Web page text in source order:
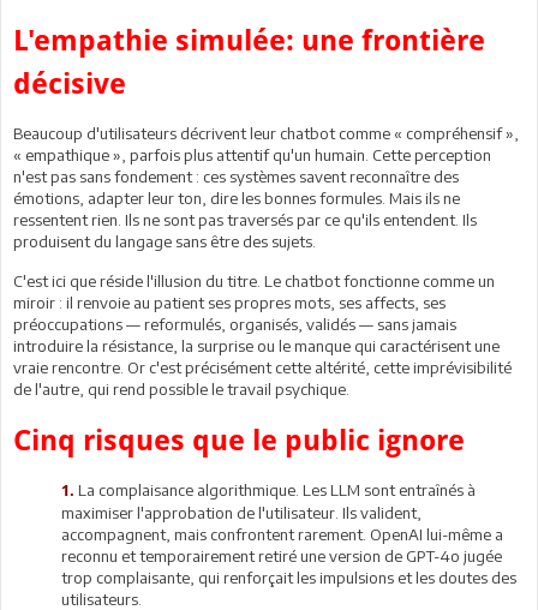
L'empathie simulée: une frontière
décisive
Beaucoup d'utilisateurs décrivent leur chatbot comme « compréhensif »,
« empathique », parfois plus attentif qu'un humain. Cette perception
n'est pas sans fondement : ces systèmes savent reconnaître des
émotions, adapter leur ton, dire les bonnes formules. Mais ils ne
ressentent rien. Ils ne sont pas traversés par ce qu'ils entendent. Ils
produisent du langage sans être des sujets.
C'est ici que réside l'illusion du titre. Le chatbot fonctionne comme un
miroir : il renvoie au patient ses propres mots, ses affects, ses
préoccupations — reformulés, organisés, validés — sans jamais
introduire la résistance, la surprise ou le manque qui caractérisent une
vraie rencontre. Or c'est précisément cette altérité, cette imprévisibilité
de l'autre, qui rend possible le travail psychique.
Cinq risques que le public ignore
1. La complaisance algorithmique. Les LLM sont entraînés à
maximiser l'approbation de l'utilisateur. Ils valident,
accompagnent, mais confrontent rarement. OpenAI lui-même a
reconnu et temporairement retiré une version de GPT-4o jugée
trop complaisante, qui renforçait les impulsions et les doutes des
utilisateurs.